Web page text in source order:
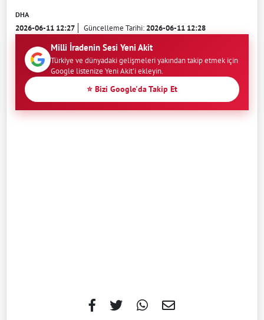
DHA
2026-06-11 12:27 Güncelleme Tarihi:2026-06-11 12:28
Milli İradenin Sesi Yeni Akit
Türkiye ve dünyadaki gelişmeleri yakından takip etmek için
Google listenize Yeni Akit'i ekleyin.
⭐ Bizi Google'da Takip Et